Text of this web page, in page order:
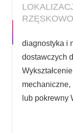
RZĘSKOWO
diagnostyka i
dostawczych
lub pokrewny